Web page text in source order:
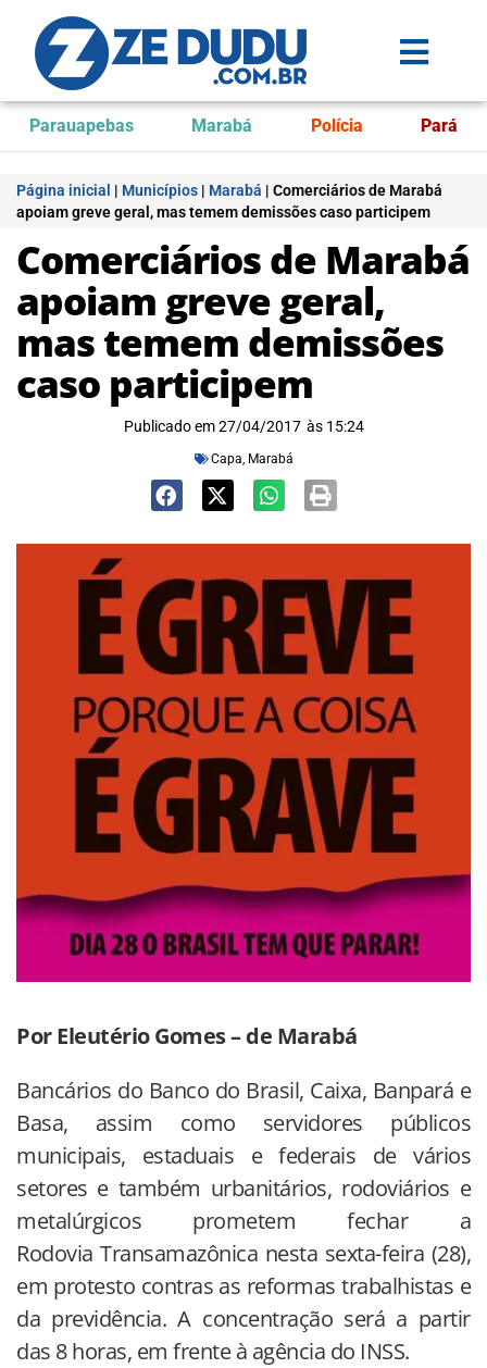
Parauapebas Marabá Polícia Pará
Página inicial | Municípios | Marabá | Comerciários de Marabá
apoiam greve geral, mas temem demissões caso participem
Comerciários de Marabá
apoiam greve geral,
mas temem demissões
caso participem
Publicado em 27/04/2017 às 15:24
Capa, Marabá
Por Eleutério Gomes – de Marabá
Bancários do Banco do Brasil, Caixa, Banpará e
Basa, assim como servidores públicos
municipais, estaduais e federais de vários
setores e também urbanitários, rodoviários e
metalúrgicos prometem fechar a
Rodovia Transamazônica nesta sexta-feira (28),
em protesto contras as reformas trabalhistas e
da previdência. A concentração será a partir
das 8 horas, em frente à agência do INSS.